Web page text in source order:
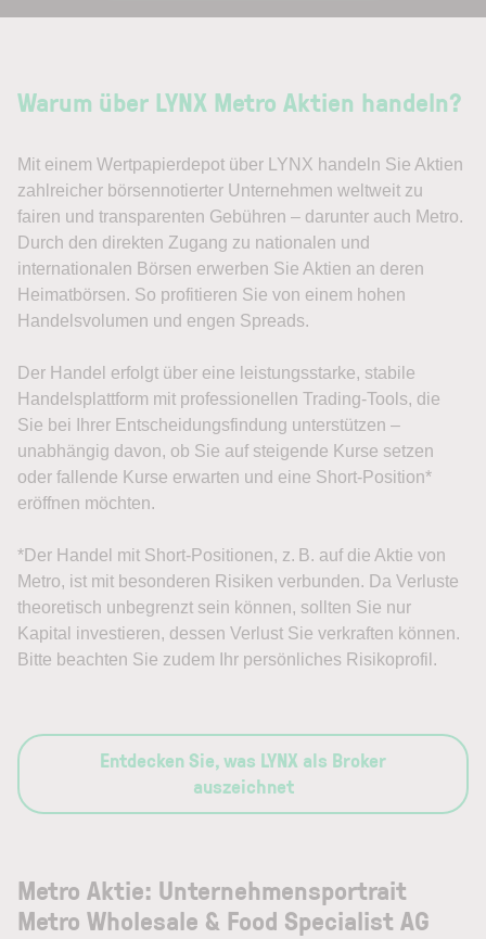
Warum über LYNX Metro Aktien handeln?
Mit einem Wertpapierdepot über LYNX handeln Sie Aktien
zahlreicher börsennotierter Unternehmen weltweit zu
fairen und transparenten Gebühren – darunter auch Metro.
Durch den direkten Zugang zu nationalen und
internationalen Börsen erwerben Sie Aktien an deren
Heimatbörsen. So profitieren Sie von einem hohen
Handelsvolumen und engen Spreads.
Der Handel erfolgt über eine leistungsstarke, stabile
Handelsplattform mit professionellen Trading-Tools, die
Sie bei Ihrer Entscheidungsfindung unterstützen –
unabhängig davon, ob Sie auf steigende Kurse setzen
oder fallende Kurse erwarten und eine Short-Position*
eröffnen möchten.
*Der Handel mit Short-Positionen, z. B. auf die Aktie von
Metro, ist mit besonderen Risiken verbunden. Da Verluste
theoretisch unbegrenzt sein können, sollten Sie nur
Kapital investieren, dessen Verlust Sie verkraften können.
Bitte beachten Sie zudem Ihr persönliches Risikoprofil.
Entdecken Sie, was LYNX als Broker
auszeichnet
Metro Aktie: Unternehmensportrait
Metro Wholesale & Food Specialist AG